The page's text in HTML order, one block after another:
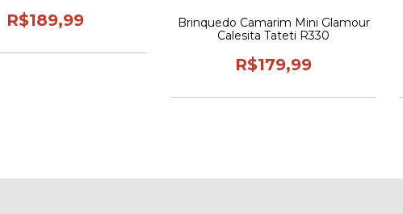
R$189,99
Brinquedo Camarim Mini Glamour
Calesita Tateti R330
R$179,99